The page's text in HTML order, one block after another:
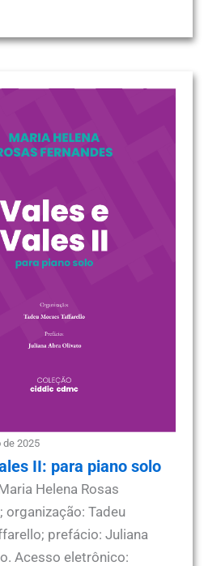
de 2025
II: para piano solo
Helena Rosas
organização: Tadeu
prefácio: Juliana
Acesso eletrônico: